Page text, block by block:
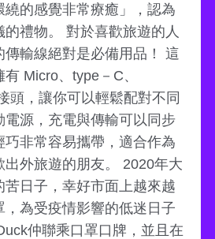
繞的感覺非常療癒」，認為
禮物。 對於喜歡旅遊的人
傳輸線絕對是必備用品！ 這
Micro、type－C、
頭，讓你可以輕鬆配對不同
電源，充電與傳輸可以同步
巧非常容易攜帶，適合作為
出外旅遊的朋友。 2020年大
苦日子，幸好市面上越來越
，為受疫情影響的低迷日子
仲聯乘口罩口牌，並且在